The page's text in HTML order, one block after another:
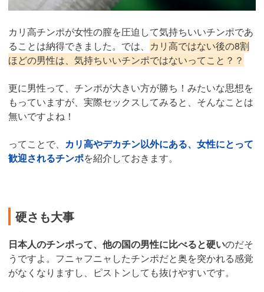
カリ高チンポが女性の膣を圧迫して気持ちいいチンポであ
ることは納得できました。では、 カリ高ではない後の8割
ほどの男性は、気持ちいいチンポではないってこと？？
更に男性って、チンポが大きい方が勝ち！みたいな思想を
もっていますが、実際セックスしてみると、そんなことは
無いですよね！
ってことで、 カリ高やデカチン以外にある、女性にとって
歓迎されるチンポを紹介しておきます。
硬さも大事
日本人のチンポって、他の国の男性に比べると硬いのだそ
うですよ。フニャフニャしたチンポだと奥を突かれる感覚
がなくなりますし、ピストンしても抜けやすいです。